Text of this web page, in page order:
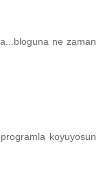
ne zaman
koyuyosun